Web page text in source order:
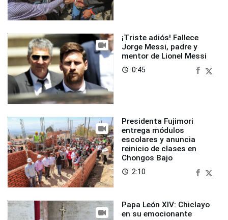
¡Triste adiós! Fallece
Jorge Messi, padre y
mentor de Lionel Messi
access_time 0:45
Presidenta Fujimori
entrega módulos
escolares y anuncia
reinicio de clases en
Chongos Bajo
access_time 2:10
Papa León XIV: Chiclayo
en su emocionante